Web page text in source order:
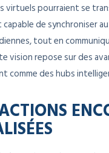
virtuels pourraient se
capable de synchroniser
tout en
vision repose sur des
comme des hubs